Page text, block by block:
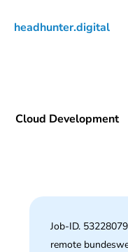
Hauptnavigation
Inhalt
Seitenspalte
headhunter.digital
Cloud Development
Job-ID.
remote